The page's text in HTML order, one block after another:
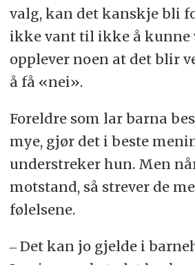
valg, kan det kanskje bli
ikke vant til ikke å kunne
opplever noen at det blir
å få «nei».
Foreldre som lar barna
mye, gjør det i beste
understreker hun. Men
motstand, så strever de
følelsene.
‒ Det kan jo gjelde i